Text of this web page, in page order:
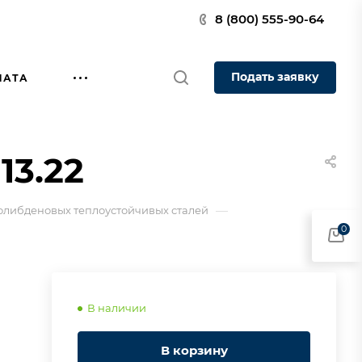
8 (800) 555-90-64
Подать заявку
теплоустойчивых сталей —
В наличии
В корзину
0